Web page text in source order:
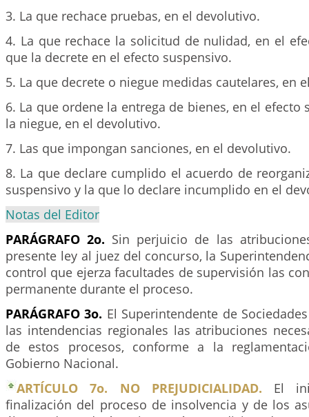
3. La que rechace pruebas, en el devolutivo.
4. La que rechace la solicitud de nulidad, en el
que la decrete en el efecto suspensivo.
5. La que decrete o niegue medidas cautelares, en
6. La que ordene la entrega de bienes, en el efecto
la niegue, en el devolutivo.
7. Las que impongan sanciones, en el devolutivo.
8. La que declare cumplido el acuerdo de
suspensivo y la que lo declare incumplido en el
Notas del Editor
PARÁGRAFO 2o. Sin perjuicio de las
presente ley al juez del concurso, la
control que ejerza facultades de supervisión las
permanente durante el proceso.
PARÁGRAFO 3o. El Superintendente de
las intendencias regionales las atribuciones
de estos procesos, conforme a la
Gobierno Nacional.
ARTÍCULO 7o. NO PREJUDICIALIDAD. El
finalización del proceso de insolvencia y de los